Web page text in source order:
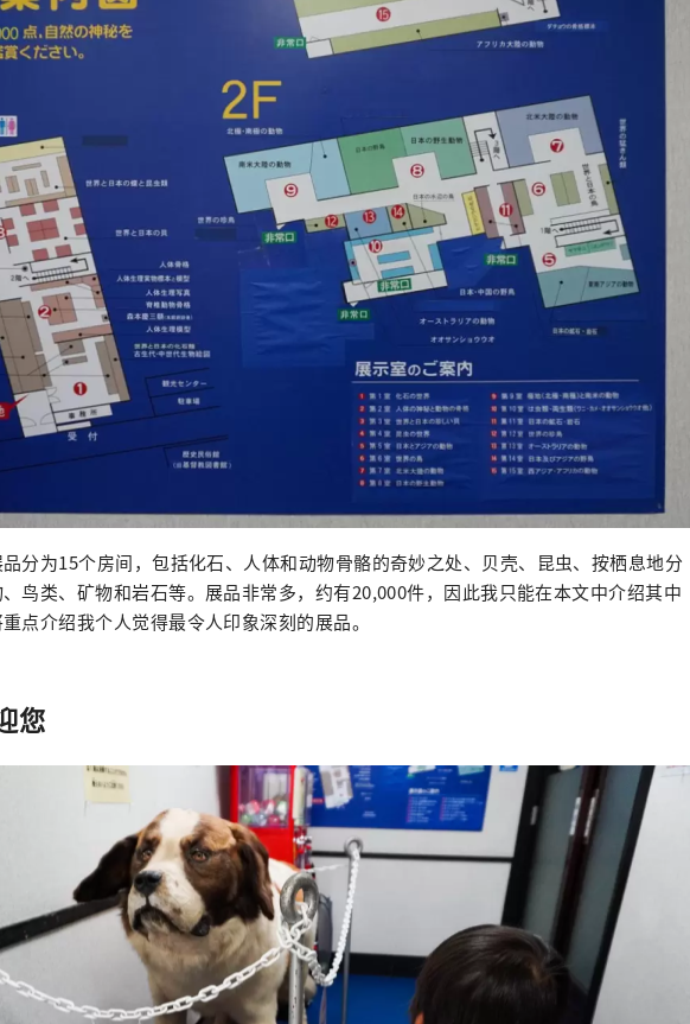
分为15个房间，包括化石、人体和动物骨骼的奇妙之处、贝壳、昆虫、按栖息地分
鸟类、矿物和岩石等。展品非常多，约有20,000件，因此我只能在本文中介绍其中
点介绍我个人觉得最令人印象深刻的展品。
您